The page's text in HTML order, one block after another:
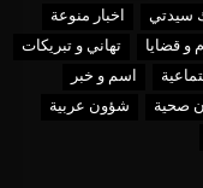
سيدتي
اخبار منوعة
و قضايا
تهاني و تبريكات
اسم و خبر
صحية
شؤون عربية